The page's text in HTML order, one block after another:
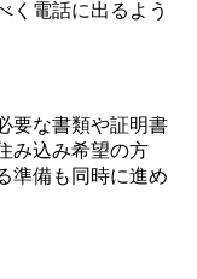
く電話に出るよう
要な書類や証明書
み込み希望の方
準備も同時に進め